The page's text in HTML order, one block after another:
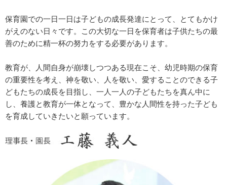
保育園での一日一日は子どもの成長発達にとって、とてもかけ
がえのない日々です。この大切な一日を保育者は子供たちの最
善のために精一杯の努力をする必要があります。
教育が、人間自身が崩壊しつつある現在こそ、幼児時期の保育
の重要性を考え、神を敬い、人を敬い、愛することのできる子
どもたちの成長を目指し、一人一人の子どもたちを真ん中に
し、養護と教育が一体となって、豊かな人間性を持った子ども
を育成していきたいと願っています。